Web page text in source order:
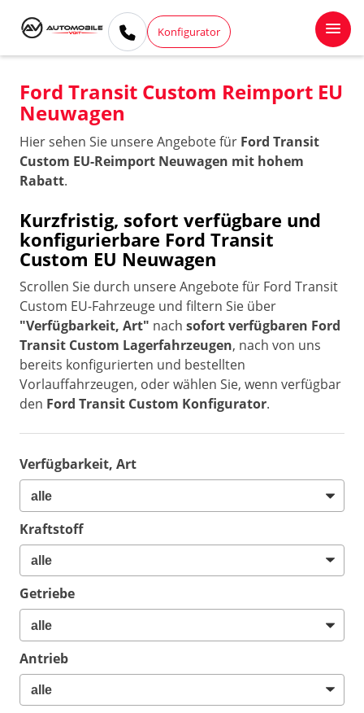
Konfigurator
Ford Transit Custom Reimport EU
Neuwagen
Hier sehen Sie unsere Angebote für Ford Transit
Custom EU-Reimport Neuwagen mit hohem
Rabatt.
Kurzfristig, sofort verfügbare und
konfigurierbare Ford Transit
Custom EU Neuwagen
Scrollen Sie durch unsere Angebote für Ford Transit
Custom EU-Fahrzeuge und filtern Sie über
"Verfügbarkeit, Art" nach sofort verfügbaren Ford
Transit Custom Lagerfahrzeugen, nach von uns
bereits konfigurierten und bestellten
Vorlauffahrzeugen, oder wählen Sie, wenn verfügbar
den Ford Transit Custom Konfigurator.
Verfügbarkeit, Art
Kraftstoff
Getriebe
Antrieb